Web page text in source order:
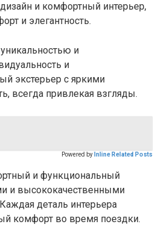
и комфортный интерьер,
и элегантность.
и
и
экстерьер с яркими
всегда привлекая взгляды.
Powered by Inline Related Posts
и функциональный
и высококачественными
деталь интерьера
комфорт во время поездки.